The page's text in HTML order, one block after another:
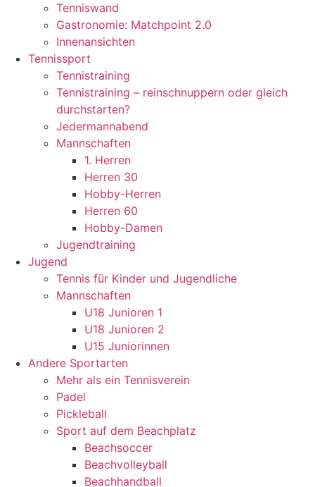
Tenniswand
Gastronomie: Matchpoint 2.0
Innenansichten
Tennissport
Tennistraining
Tennistraining – reinschnuppern oder gleich
durchstarten?
Jedermannabend
Mannschaften
1. Herren
Herren 30
Hobby-Herren
Herren 60
Hobby-Damen
Jugendtraining
Jugend
Tennis für Kinder und Jugendliche
Mannschaften
U18 Junioren 1
U18 Junioren 2
U15 Juniorinnen
Andere Sportarten
Mehr als ein Tennisverein
Padel
Pickleball
Sport auf dem Beachplatz
Beachsoccer
Beachvolleyball
Beachhandball